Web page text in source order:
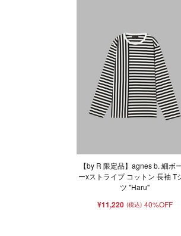
【by R 限定品】agnes b. 細ボ
ーxストライプ コットン 長袖 T
ツ "Haru"
¥11,220 (税込) 40%OFF